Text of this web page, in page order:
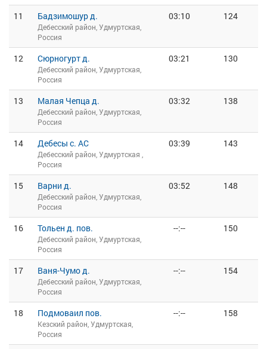
11 Бадзимошур д.
Дебесский район, Удмуртская,
Россия
03:10 124
12 Сюрногурт д.
Дебесский район, Удмуртская,
Россия
03:21 130
13 Малая Чепца д.
Дебесский район, Удмуртская,
Россия
03:32 138
14 Дебесы с. АС
Дебесский район, Удмуртская ,
Россия
03:39 143
15 Варни д.
Дебесский район, Удмуртская,
Россия
03:52 148
16 Тольен д. пов.
Дебесский район, Удмуртская,
Россия
--:-- 150
17 Ваня-Чумо д.
Дебесский район, Удмуртская,
Россия
--:-- 154
18 Подмоваил пов.
Кезский район, Удмуртская,
Россия
--:-- 158